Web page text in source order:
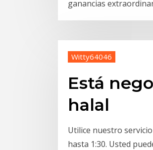
ganancias
Witty64046
Está
halal
Utilice nuestro
hasta 1:30. Usted